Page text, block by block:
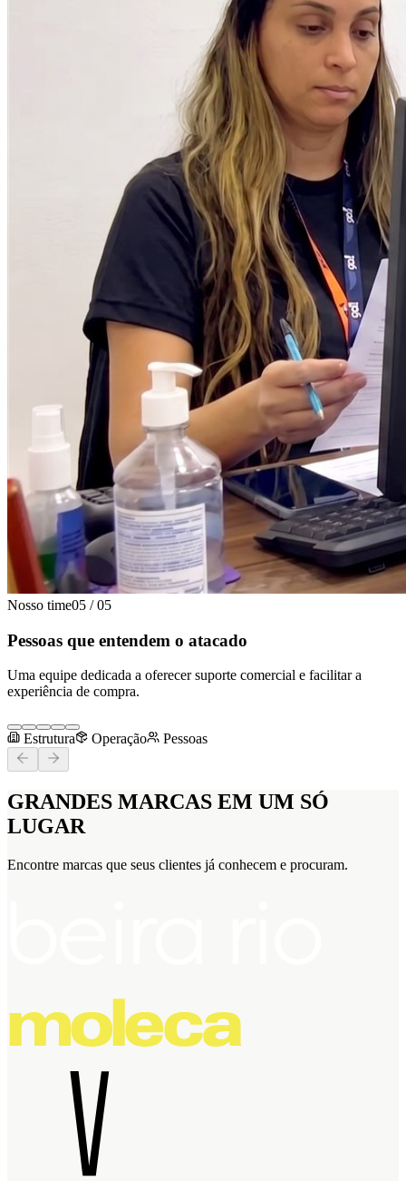
Nosso time05 / 05
Pessoas que entendem o atacado
Uma equipe dedicada a oferecer suporte comercial e facilitar a
experiência de compra.
Estrutura Operação Pessoas
GRANDES MARCAS EM UM SÓ
LUGAR
Encontre marcas que seus clientes já conhecem e procuram.